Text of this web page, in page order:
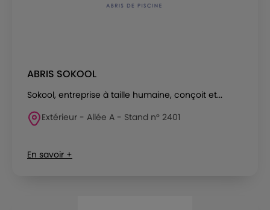
ABRIS SOKOOL
Sokool, entreprise à taille humaine, conçoit et...
Extérieur - Allée A - Stand n° 2401
En savoir +